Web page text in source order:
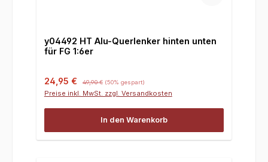
y04492 HT Alu-Querlenker hinten unten
für FG 1:6er
Verkaufspreis:
24,95 € 49,90 € (50% gespart)
Preise inkl. MwSt. zzgl. Versandkosten
In den Warenkorb